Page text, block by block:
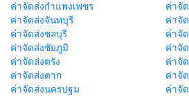
ค่าจัดส่งกำแพงเพชร
ค่าจั
ค่าจัดส่งจันทบุรี
ค่าจั
ค่าจัดส่งชลบุรี
ค่าจั
ค่าจัดส่งชัยภูมิ
ค่าจั
ค่าจัดส่งตรัง
ค่าจั
ค่าจัดส่งตาก
ค่าจั
ค่าจัดส่งนครปฐม
ค่าจั